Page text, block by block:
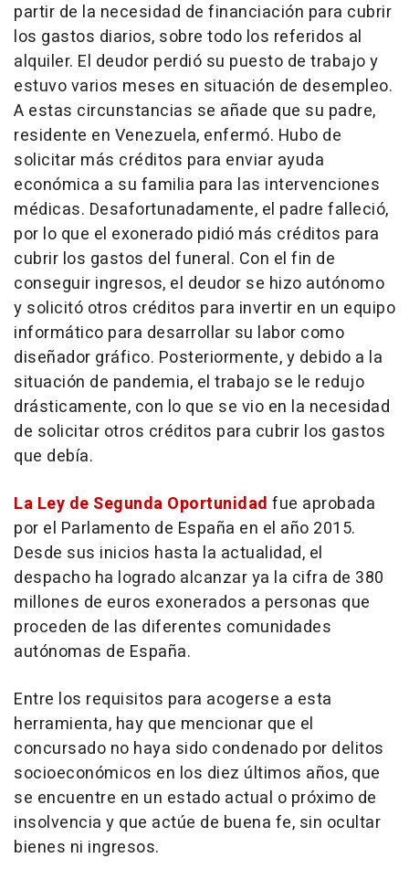
partir de la necesidad de financiación para cubrir
los gastos diarios, sobre todo los referidos al
alquiler. El deudor perdió su puesto de trabajo y
estuvo varios meses en situación de desempleo.
A estas circunstancias se añade que su padre,
residente en Venezuela, enfermó. Hubo de
solicitar más créditos para enviar ayuda
económica a su familia para las intervenciones
médicas. Desafortunadamente, el padre falleció,
por lo que el exonerado pidió más créditos para
cubrir los gastos del funeral. Con el fin de
conseguir ingresos, el deudor se hizo autónomo
y solicitó otros créditos para invertir en un equipo
informático para desarrollar su labor como
diseñador gráfico. Posteriormente, y debido a la
situación de pandemia, el trabajo se le redujo
drásticamente, con lo que se vio en la necesidad
de solicitar otros créditos para cubrir los gastos
que debía.
La Ley de Segunda Oportunidad fue aprobada
por el Parlamento de España en el año 2015.
Desde sus inicios hasta la actualidad, el
despacho ha logrado alcanzar ya la cifra de 380
millones de euros exonerados a personas que
proceden de las diferentes comunidades
autónomas de España.
Entre los requisitos para acogerse a esta
herramienta, hay que mencionar que el
concursado no haya sido condenado por delitos
socioeconómicos en los diez últimos años, que
se encuentre en un estado actual o próximo de
insolvencia y que actúe de buena fe, sin ocultar
bienes ni ingresos.